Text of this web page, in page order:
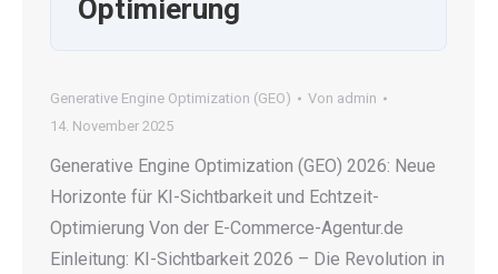
Optimierung
Generative Engine Optimization (GEO) Von admin
14. November 2025
Generative Engine Optimization (GEO) 2026: Neue
Horizonte für KI-Sichtbarkeit und Echtzeit-
Optimierung Von der E-Commerce-Agentur.de
Einleitung: KI-Sichtbarkeit 2026 – Die Revolution in